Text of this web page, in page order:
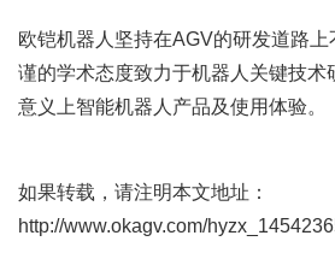
欧铠机器人坚持在AGV的研发道路
谨的学术态度致力于机器人关键技术
意义上智能机器人产品及使用体验。
如果转载，请注明本文地址：
http://www.okagv.com/